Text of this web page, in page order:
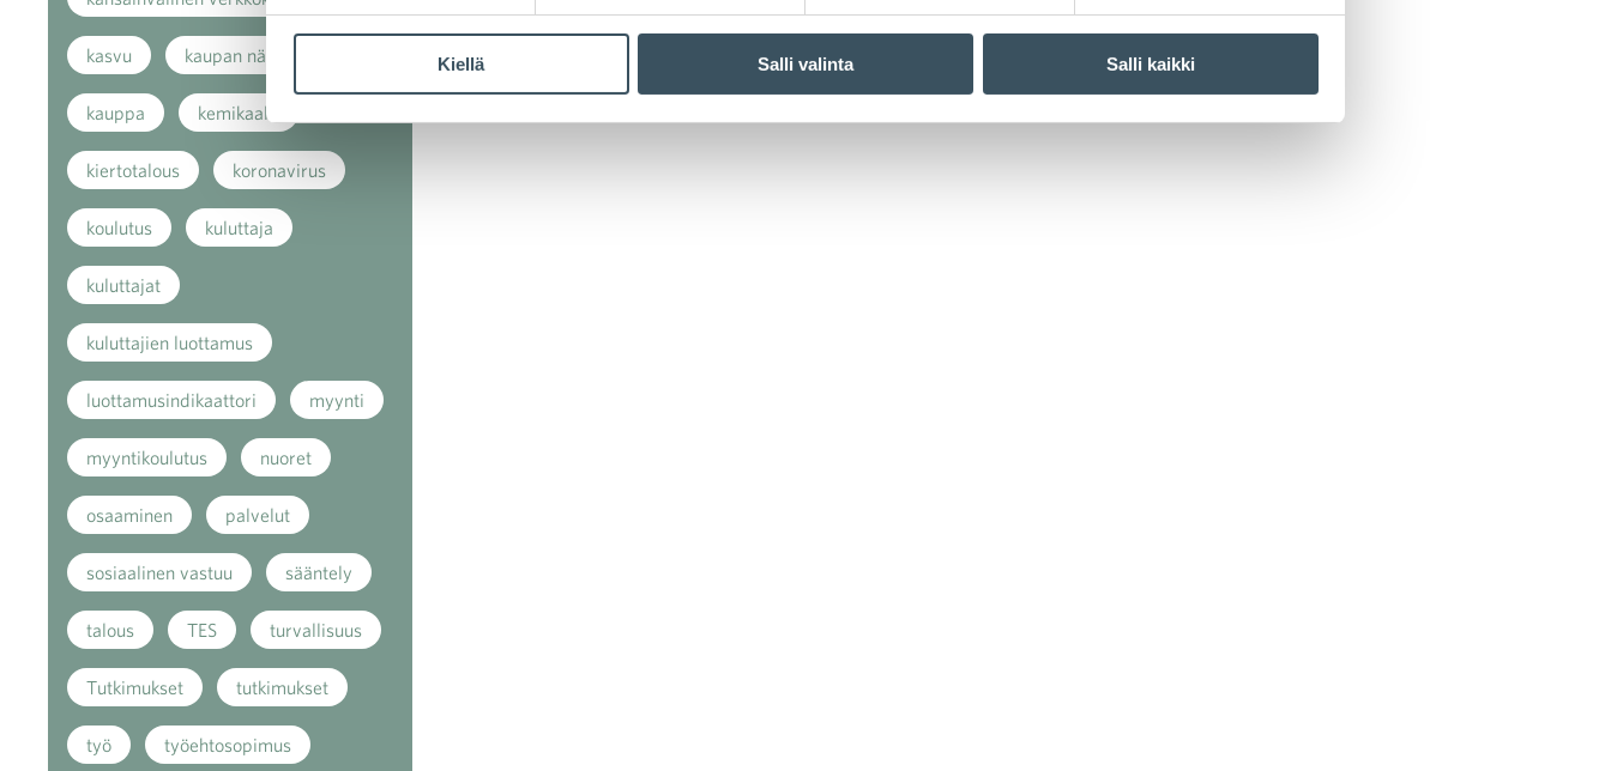
Kiellä Salli valinta Salli kaikki
kasvu kaupan näkymät
kauppa kemikaalit
kiertotalous koronavirus
koulutus kuluttaja
kuluttajat
kuluttajien luottamus
luottamusindikaattori myynti
myyntikoulutus nuoret
osaaminen palvelut
sosiaalinen vastuu sääntely
talous TES turvallisuus
Tutkimukset tutkimukset
työ työehtosopimus